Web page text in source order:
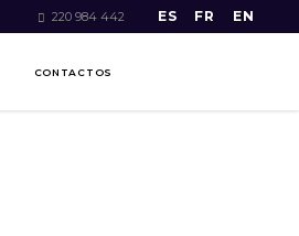
220 984 442 ES FR EN
CONTACTOS